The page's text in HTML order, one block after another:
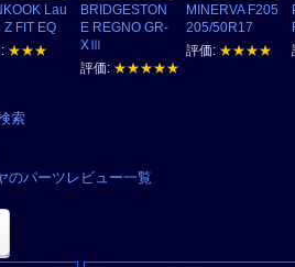
Lau
Z FIT EQ
★★★
BRIDGESTON
E REGNO GR-
XⅢ
評価: ★★★★★
MINERVA F205
205/50R17
評価: ★★★★
索
のパーツレビュー一覧